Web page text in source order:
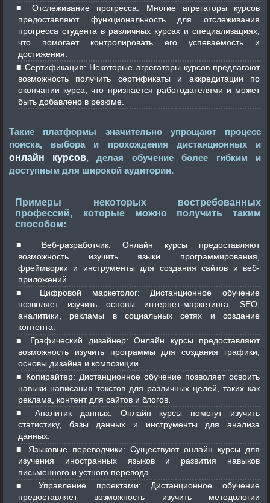
Отслеживание прогресса: Многие агрегаторы курсов
предоставляют функциональность для отслеживания
прогресса студента в различных курсах и специализациях,
что помогает контролировать его успеваемость и
достижения.
Сертификация: Некоторые агрегаторы курсов предлагают
возможность получить сертификаты и аккредитации по
окончании курса, что признается работодателями и может
быть добавлено в резюме.
Такие платформы значительно упрощают процесс
поиска, выбора и прохождения дистанционных и
онлайн курсов, делая обучение более гибким и
доступным для широкой аудитории.
Примеры некоторых востребованных
профессий, которые можно получить таким
способом:
Веб-разработчик: Онлайн курсы предоставляют
возможность изучить языки программирования,
фреймворки и инструменты для создания сайтов и веб-
приложений.
Цифровой маркетолог: Дистанционное обучение
позволяет изучить основы интернет-маркетинга, SEO,
аналитики, рекламы в социальных сетях и создание
контента.
Графический дизайнер: Онлайн курсы предоставляют
возможность изучить программы для создания графики,
основы дизайна и композиции.
Копирайтер: Дистанционное обучение позволяет освоить
навыки написания текстов для различных целей, таких как
реклама, контент для сайтов и блогов.
Аналитик данных: Онлайн курсы помогут изучить
статистику, базы данных и инструменты для анализа
данных.
Языковые переводчики: Существуют онлайн курсы для
изучения иностранных языков и развития навыков
письменного и устного перевода.
Управление проектами: Дистанционное обучение
предоставляет возможность изучить методологии